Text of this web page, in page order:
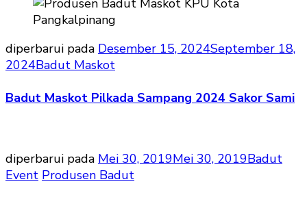
diperbarui pada Desember 15, 2024September 18,
2024Badut Maskot
Badut Maskot Pilkada Sampang 2024 Sakor Sami
diperbarui pada Mei 30, 2019Mei 30, 2019Badut
Event Produsen Badut